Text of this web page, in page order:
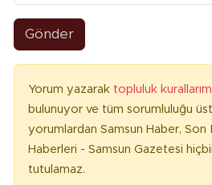
Gönder
Yorum yazarak topluluk
bulunuyor ve tüm sorumluluğu
yorumlardan Samsun Haber, Son
Haberleri - Samsun Gazetesi
tutulamaz.